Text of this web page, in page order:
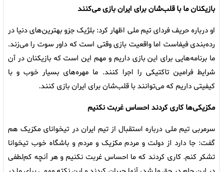
بازیکنان ما با قلب‌شان برای ایران بازی می‌کنند
او درباره حریف فردای تیم ملی اظهار کرد: بلژیک جزو بهترین‌های دنیا در
رده‌بندی فیفاست اما واقعیت بازی وقتی است که داور سوت را می‌زند.
ما برنامه‌هایی برای این بازی داریم و مهم این است که بازیکنان در آن
شرایط فرامین تاکتیکی را اجرا کنند. ما مهره‌های بسیار خوب و با
کیفیتی داریم که می‌توانند با قلب‌شان برای ایران بازی کنند.
مکزیکی‌ها کاری کردند احساس غربت نکنیم
سرمربی تیم ملی درباره استقبال از تیم ایران در تیخوانای مکزیک هم
گفت: جا دارد از دولت و مردم مکزیک و مردم و باشگاه خوب تیخوانا
تشکر کنم. کاری کردند که ما احساس غربت نکنیم و هر آنچه کم‌لطفی